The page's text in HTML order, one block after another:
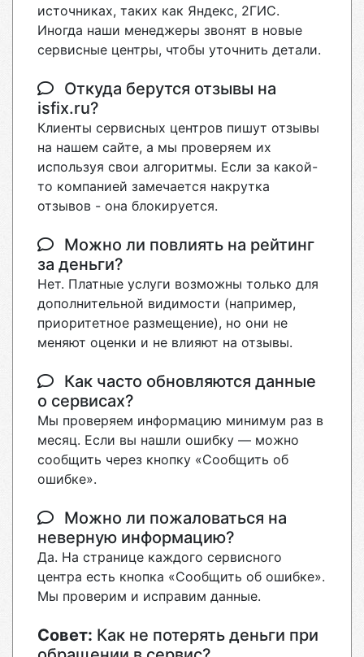
источниках, таких как Яндекс, 2ГИС.
Иногда наши менеджеры звонят в новые
сервисные центры, чтобы уточнить детали.
Откуда берутся отзывы на
isfix.ru?
Клиенты сервисных центров пишут отзывы
на нашем сайте, а мы проверяем их
используя свои алгоритмы. Если за какой-
то компанией замечается накрутка
отзывов - она блокируется.
Можно ли повлиять на рейтинг
за деньги?
Нет. Платные услуги возможны только для
дополнительной видимости (например,
приоритетное размещение), но они не
меняют оценки и не влияют на отзывы.
Как часто обновляются данные
о сервисах?
Мы проверяем информацию минимум раз в
месяц. Если вы нашли ошибку — можно
сообщить через кнопку «Сообщить об
ошибке».
Можно ли пожаловаться на
неверную информацию?
Да. На странице каждого сервисного
центра есть кнопка «Сообщить об ошибке».
Мы проверим и исправим данные.
Совет: Как не потерять деньги при